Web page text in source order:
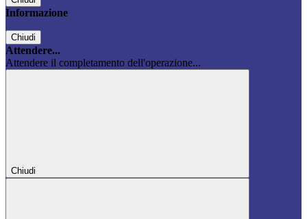
Informazione
Chiudi
Attendere...
Attendere il completamento dell'operazione...
Chiudi